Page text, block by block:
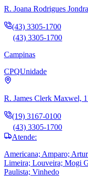
R. Joana Rodrigues
(43) 3305-1700
(43) 3305-1700
Campinas
CPQUnidade
R. James Clerk Maxwel,
(19) 3167-0100
(43) 3305-1700
Atende:
Americana; Amparo;
Limeira; Louveira; Mogi
Paulista; Vinhedo